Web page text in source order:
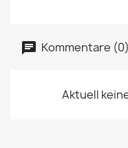
Kommentare (0)
Aktuell